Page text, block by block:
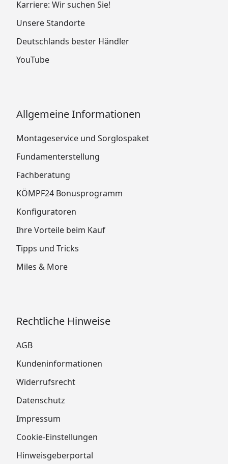
Karriere: Wir suchen Sie!
Unsere Standorte
Deutschlands bester Händler
YouTube
Allgemeine Informationen
Montageservice und Sorglospaket
Fundamenterstellung
Fachberatung
KÖMPF24 Bonusprogramm
Konfiguratoren
Ihre Vorteile beim Kauf
Tipps und Tricks
Miles & More
Rechtliche Hinweise
AGB
Kundeninformationen
Widerrufsrecht
Datenschutz
Impressum
Cookie-Einstellungen
Hinweisgeberportal